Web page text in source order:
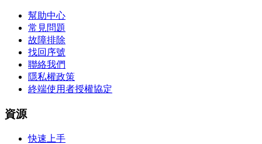
幫助中心
常見問題
故障排除
找回序號
聯絡我們
隱私權政策
終端使用者授權協定
資源
快速上手